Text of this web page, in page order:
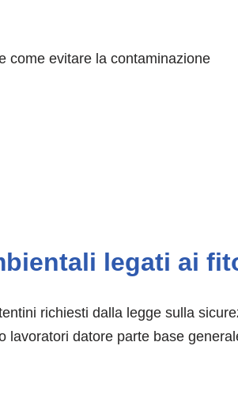
come evitare la contaminazione
legati ai
richiesti dalla legge sulla
datore parte base